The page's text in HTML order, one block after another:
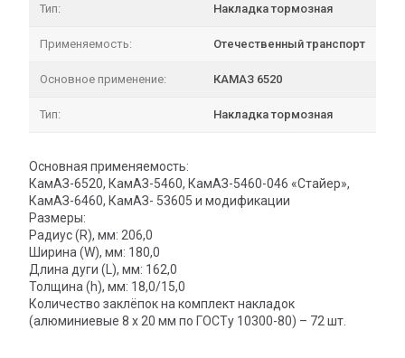
Тип: Накладка тормозная
Применяемость: Отечественный транспорт
Основное применение: КАМАЗ 6520
Тип: Накладка тормозная
Основная применяемость:
КамАЗ-6520, КамАЗ-5460, КамАЗ-5460-046 «Стайер»,
КамАЗ-6460, КамАЗ- 53605 и модификации
Размеры:
Радиус (R), мм: 206,0
Ширина (W), мм: 180,0
Длина дуги (L), мм: 162,0
Толщина (h), мм: 18,0/15,0
Количество заклёпок на комплект накладок
(алюминиевые 8 х 20 мм по ГОСТу 10300-80) – 72 шт.